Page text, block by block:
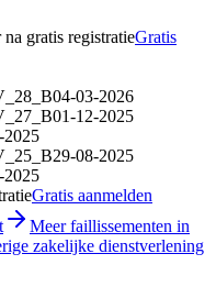
gratis registratieGratis
04-03-2026
01-12-2025
2025
29-08-2025
2025
Gratis aanmelden
Meer faillissementen in
zakelijke dienstverlening